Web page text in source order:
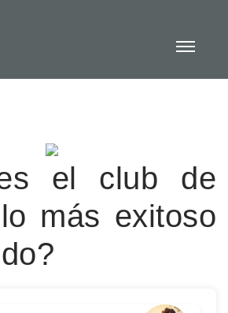
el club de
más exitoso